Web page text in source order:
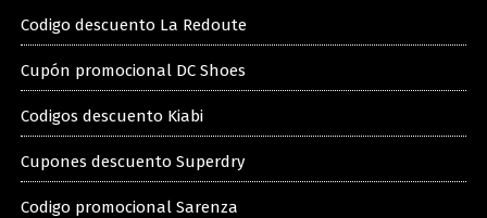
Codigo descuento La Redoute
Cupón promocional DC Shoes
Codigos descuento Kiabi
Cupones descuento Superdry
Codigo promocional Sarenza